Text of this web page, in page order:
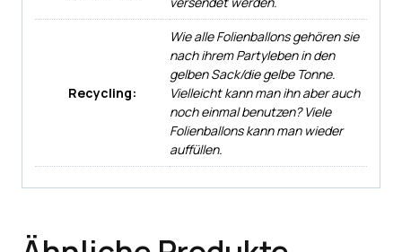
Recycling:
Wie alle Folienballons gehören sie
nach ihrem Partyleben in den
gelben Sack/die gelbe Tonne.
Vielleicht kann man ihn aber auch
noch einmal benutzen? Viele
Folienballons kann man wieder
auffüllen.